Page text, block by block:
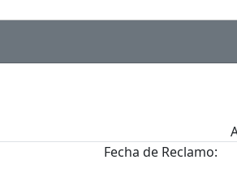
Fecha de Reclamo: